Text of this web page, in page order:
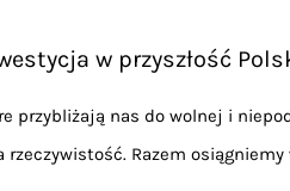
w przyszłość
nas do wolnej i
rzeczywistość. Razem osiągniemy